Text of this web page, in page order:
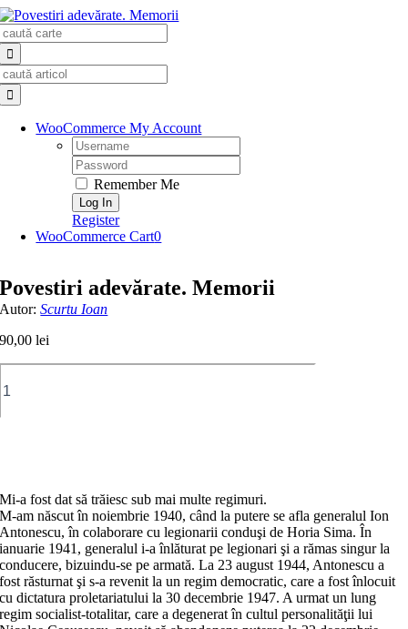
Skip
to
content
WooCommerce My Account
Username:
Password:
Remember Me
Register
WooCommerce Cart0
Povestiri adevărate. Memorii
Autor:Scurtu Ioan
90,00lei
Mi-a fost dat să trăiesc sub mai multe regimuri.
M-am născut în noiembrie 1940, când la putere se afla generalul Ion
Antonescu, în colaborare cu legionarii conduşi de Horia Sima. În
ianuarie 1941, generalul i-a înlăturat pe legionari şi a rămas singur la
conducere, bizuindu-se pe armată. La 23 august 1944, Antonescu a
fost răsturnat şi s-a revenit la un regim democratic, care a fost înlocuit
cu dicta­tura proletariatului la 30 decembrie 1947. A urmat un lung
regim socialist-totalitar, care a degenerat în cultul persona­lită­ţii lui